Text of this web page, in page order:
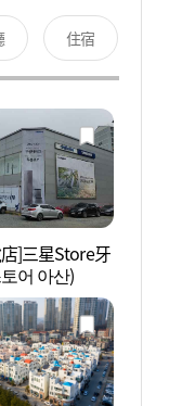
住宿
]三星Store牙
어 아산)